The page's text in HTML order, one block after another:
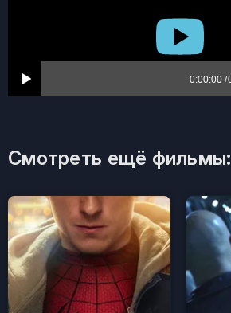
Смотреть ещё фильмы: